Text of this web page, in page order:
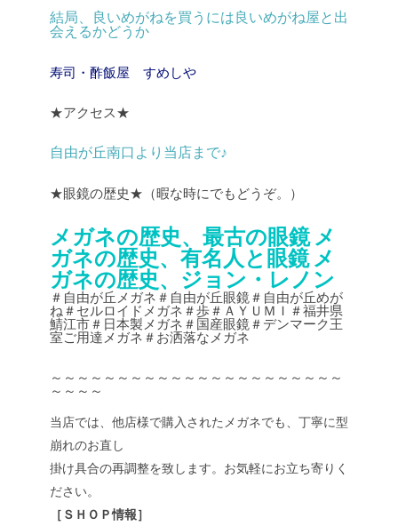
結局、良いめがねを買うには良いめがね屋と出
会えるかどうか
寿司・酢飯屋 すめしや
★アクセス★
自由が丘南口より当店まで♪
★眼鏡の歴史★（暇な時にでもどうぞ。）
メガネの歴史、最古の眼鏡 メ
ガネの歴史、有名人と眼鏡 メ
ガネの歴史、ジョン・レノン
＃自由が丘メガネ＃自由が丘眼鏡＃自由が丘めが
ね＃セルロイドメガネ＃歩＃ＡＹＵＭＩ＃福井県
鯖江市＃日本製メガネ＃国産眼鏡＃デンマーク王
室ご用達メガネ＃お洒落なメガネ
～～～～～～～～～～～～～～～～～～～～～～
～～～～
当店では、他店様で購入されたメガネでも、丁寧に型
崩れのお直し
掛け具合の再調整を致します。お気軽にお立ち寄りく
ださい。
［ＳＨＯＰ情報］